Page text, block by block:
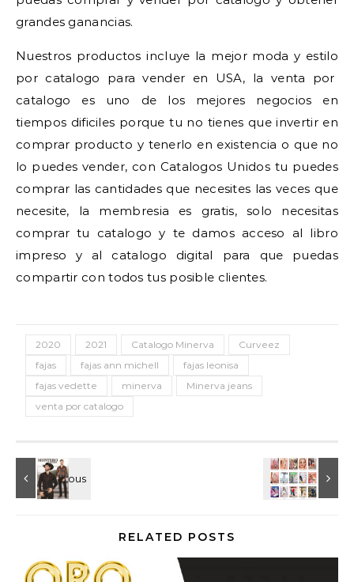
grandes ganancias.
Nuestros productos incluye la mejor moda y estilo
por catalogo para vender en USA, la venta por
catalogo es uno de los mejores negocios en
tiempos dificiles porque tu no tienes que invertir en
comprar producto y tenerlo en existencia o que no
lo puedes vender, con Catalogos Unidos tu puedes
comprar las cantidades que necesites las veces que
necesite, la membresia es gratis, solo necesitas
comprar tu catalogo y te damos acceso al libro
impreso y al catalogo digital para que puedas
compartir con todos tus posible clientes.
2020 2021 Catalogo Minerva
Curveez
fajas
fajas ann michell
fajas leonisa
fajas vedette
minerva
Minerva jeans
venta por catalogo
RELATED POSTS